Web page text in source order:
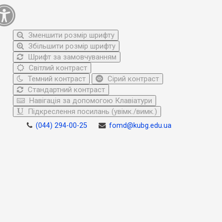
Зменшити розмір шрифту
Збільшити розмір шрифту
Шрифт за замовчуванням
Світлий контраст
Темний контраст
Сірий контраст
Стандартний контраст
Навігація за допомогою Клавіатури
Підкреслення посилань (увімк./вимк.)
(044) 294-00-25 fomd@kubg.edu.ua